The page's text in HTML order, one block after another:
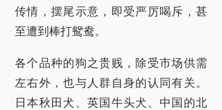
传情，摆尾示意，即受严厉喝斥，甚
至遭到棒打鸳鸯。
各个品种的狗之贵贱，除受市场供需
左右外，也与人群自身的认同有关。
日本秋田犬、英国牛头犬、中国的北